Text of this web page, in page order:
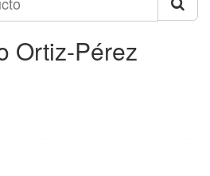
Ortiz-Pérez